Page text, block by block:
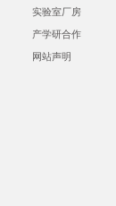
实验室厂房
产学研合作
网站声明